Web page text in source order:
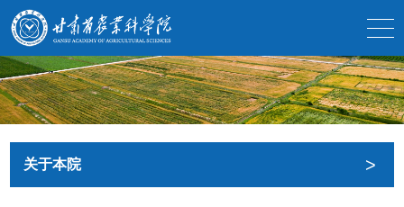
关于本院 >